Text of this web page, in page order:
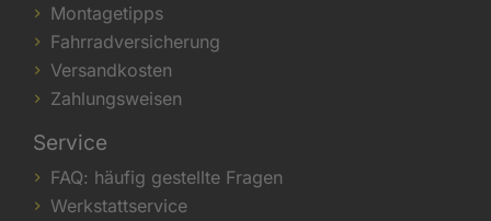
Montagetipps
Fahrradversicherung
Versandkosten
Zahlungsweisen
Service
FAQ: häufig gestellte Fragen
Werkstattservice